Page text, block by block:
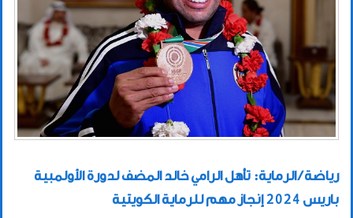
رياضة / الرماية: تأهل الرامي خالد المضف لدورة الأولمبية
باريس 2024 إنجاز مهم للرماية الكويتية